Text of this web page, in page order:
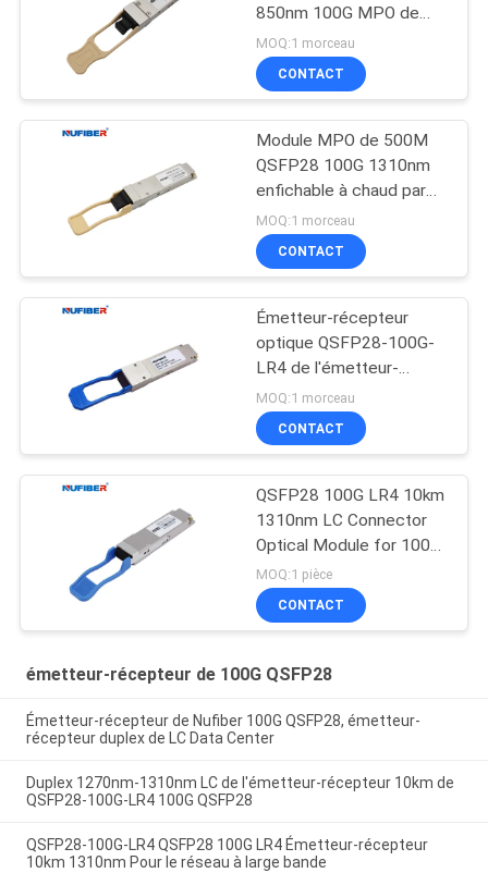
850nm 100G MPO de
QSFP28-100G-SR4
100G QSFP28
MOQ:1 morceau
CONTACT
Module MPO de 500M
QSFP28 100G 1310nm
enfichable à chaud par
QSFP28-100G-SR4
MOQ:1 morceau
CONTACT
Émetteur-récepteur
optique QSFP28-100G-
LR4 de l'émetteur-
récepteur LC de 10KM
1310nm 100G QSFP28
MOQ:1 morceau
CONTACT
QSFP28 100G LR4 10km
1310nm LC Connector
Optical Module for 100G
QSFP28 Transceiver
MOQ:1 pièce
CONTACT
émetteur-récepteur de 100G QSFP28
Émetteur-récepteur de Nufiber 100G QSFP28, émetteur-
récepteur duplex de LC Data Center
Duplex 1270nm-1310nm LC de l'émetteur-récepteur 10km de
QSFP28-100G-LR4 100G QSFP28
QSFP28-100G-LR4 QSFP28 100G LR4 Émetteur-récepteur
10km 1310nm Pour le réseau à large bande